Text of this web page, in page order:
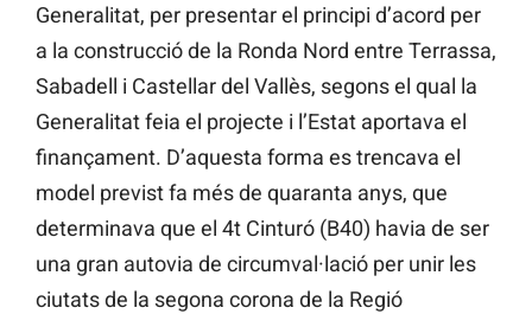
Generalitat, per presentar el principi d’acord per
a la construcció de la Ronda Nord entre Terrassa,
Sabadell i Castellar del Vallès, segons el qual la
Generalitat feia el projecte i l’Estat aportava el
finançament. D’aquesta forma es trencava el
model previst fa més de quaranta anys, que
determinava que el 4t Cinturó (B40) havia de ser
una gran autovia de circumval·lació per unir les
ciutats de la segona corona de la Regió